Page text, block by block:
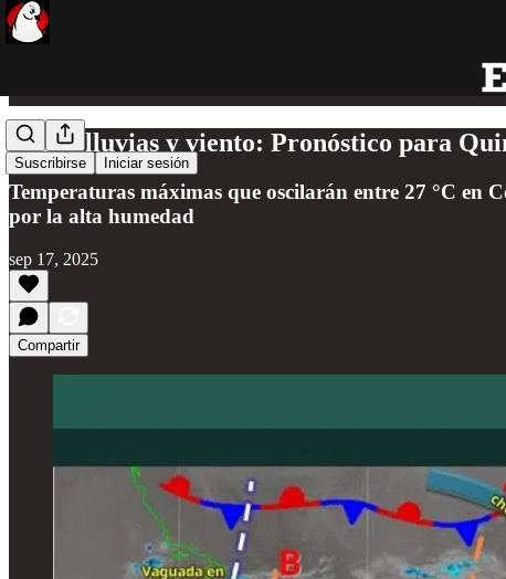
Suscribirse Iniciar sesión
Calor, lluvias y viento: Pronóstico para
Temperaturas máximas que oscilarán entre 27 °C en
por la alta humedad
sep 17, 2025
Compartir